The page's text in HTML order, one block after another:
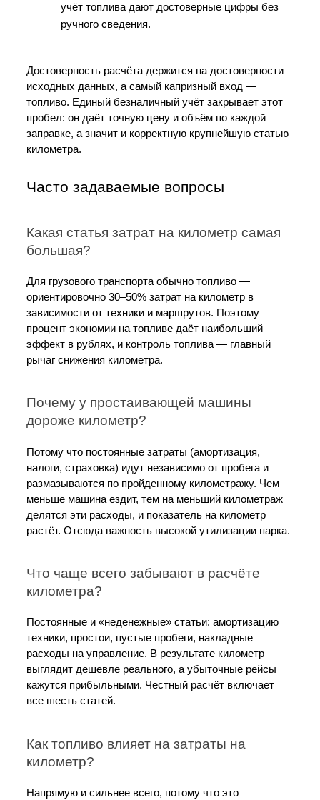
учёт топлива дают достоверные цифры без
ручного сведения.
Достоверность расчёта держится на достоверности
исходных данных, а самый капризный вход —
топливо. Единый безналичный учёт закрывает этот
пробел: он даёт точную цену и объём по каждой
заправке, а значит и корректную крупнейшую статью
километра.
Часто задаваемые вопросы
Какая статья затрат на километр самая
большая?
Для грузового транспорта обычно топливо —
ориентировочно 30–50% затрат на километр в
зависимости от техники и маршрутов. Поэтому
процент экономии на топливе даёт наибольший
эффект в рублях, и контроль топлива — главный
рычаг снижения километра.
Почему у простаивающей машины
дороже километр?
Потому что постоянные затраты (амортизация,
налоги, страховка) идут независимо от пробега и
размазываются по пройденному километражу. Чем
меньше машина ездит, тем на меньший километраж
делятся эти расходы, и показатель на километр
растёт. Отсюда важность высокой утилизации парка.
Что чаще всего забывают в расчёте
километра?
Постоянные и «неденежные» статьи: амортизацию
техники, простои, пустые пробеги, накладные
расходы на управление. В результате километр
выглядит дешевле реального, а убыточные рейсы
кажутся прибыльными. Честный расчёт включает
все шесть статей.
Как топливо влияет на затраты на
километр?
Напрямую и сильнее всего, потому что это